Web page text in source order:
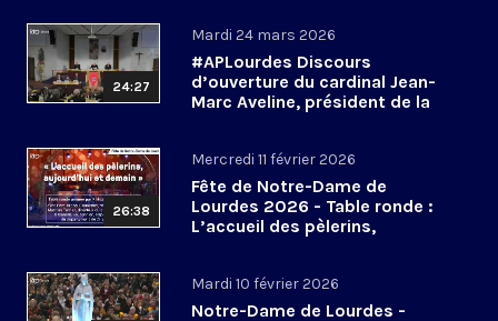
24:27
Mardi 24 mars 2026
#APLourdes Discours
d’ouverture du cardinal Jean-
Marc Aveline, président de la
26:38
Mercredi 11 février 2026
Fête de Notre-Dame de
Lourdes 2026 - Table ronde :
L’accueil des pèlerins,
Mardi 10 février 2026
Notre-Dame de Lourdes -